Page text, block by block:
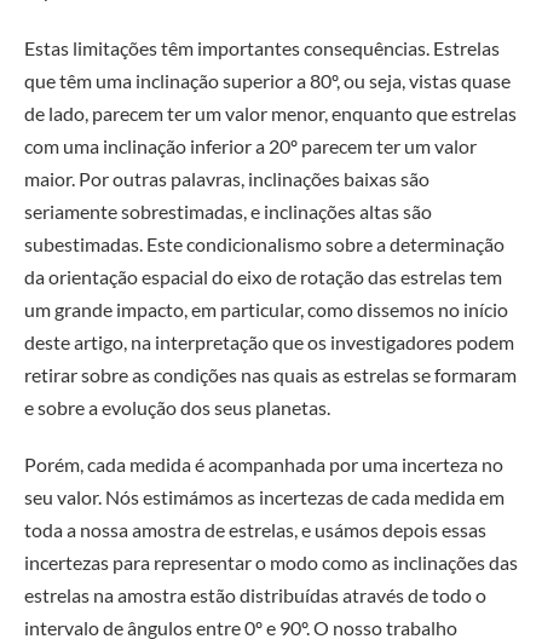
Estas limitações têm importantes consequências. Estrelas
que têm uma inclinação superior a 80º, ou seja, vistas quase
de lado, parecem ter um valor menor, enquanto que estrelas
com uma inclinação inferior a 20º parecem ter um valor
maior. Por outras palavras, inclinações baixas são
seriamente sobrestimadas, e inclinações altas são
subestimadas. Este condicionalismo sobre a determinação
da orientação espacial do eixo de rotação das estrelas tem
um grande impacto, em particular, como dissemos no início
deste artigo, na interpretação que os investigadores podem
retirar sobre as condições nas quais as estrelas se formaram
e sobre a evolução dos seus planetas.
Porém, cada medida é acompanhada por uma incerteza no
seu valor. Nós estimámos as incertezas de cada medida em
toda a nossa amostra de estrelas, e usámos depois essas
incertezas para representar o modo como as inclinações das
estrelas na amostra estão distribuídas através de todo o
intervalo de ângulos entre 0º e 90º. O nosso trabalho